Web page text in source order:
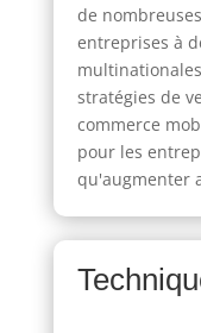
de
entreprises à
stratégies de
commerce
pour les
qu'augmenter